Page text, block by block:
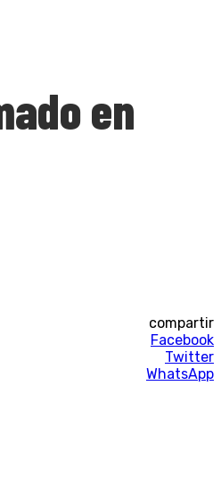
en
compartir
Facebook
Twitter
WhatsApp